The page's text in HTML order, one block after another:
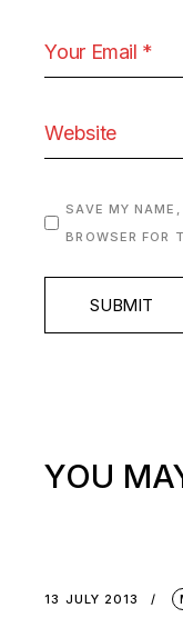
SAVE MY
BROWSER FOR
SUBMIT
YOU
13 JULY 2013